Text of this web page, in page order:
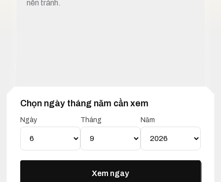
nên tránh.
Chọn ngày tháng năm cần xem
Ngày Tháng Năm
Xem ngay
1. Xem ngày tốt xấu 6 tháng 9 năm 2026
Lịch Vạn Niên 06 Tháng 09
Năm 2026